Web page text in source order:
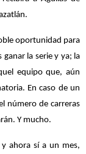
oportunidad para
ganar la serie y ya; la
equipo que, aún
En caso de un
número de carreras
Y mucho.
y ahora sí a un mes,